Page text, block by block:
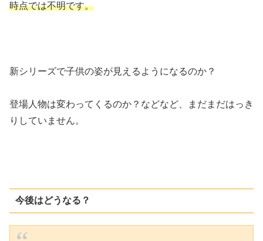
時点では不明です。
新シリーズで子供の姿が見えるようになるのか？
登場人物は変わってくるのか？などなど、まだまだはっき
りしていません。
今後はどうなる？